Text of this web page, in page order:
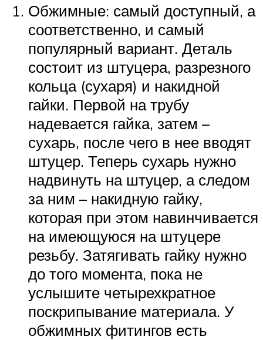
Обжимные: самый доступный, а
соответственно, и самый
популярный вариант. Деталь
состоит из штуцера, разрезного
кольца (сухаря) и накидной
гайки. Первой на трубу
надевается гайка, затем –
сухарь, после чего в нее вводят
штуцер. Теперь сухарь нужно
надвинуть на штуцер, а следом
за ним – накидную гайку,
которая при этом навинчивается
на имеющуюся на штуцере
резьбу. Затягивать гайку нужно
до того момента, пока не
услышите четырехкратное
поскрипывание материала. У
обжимных фитингов есть